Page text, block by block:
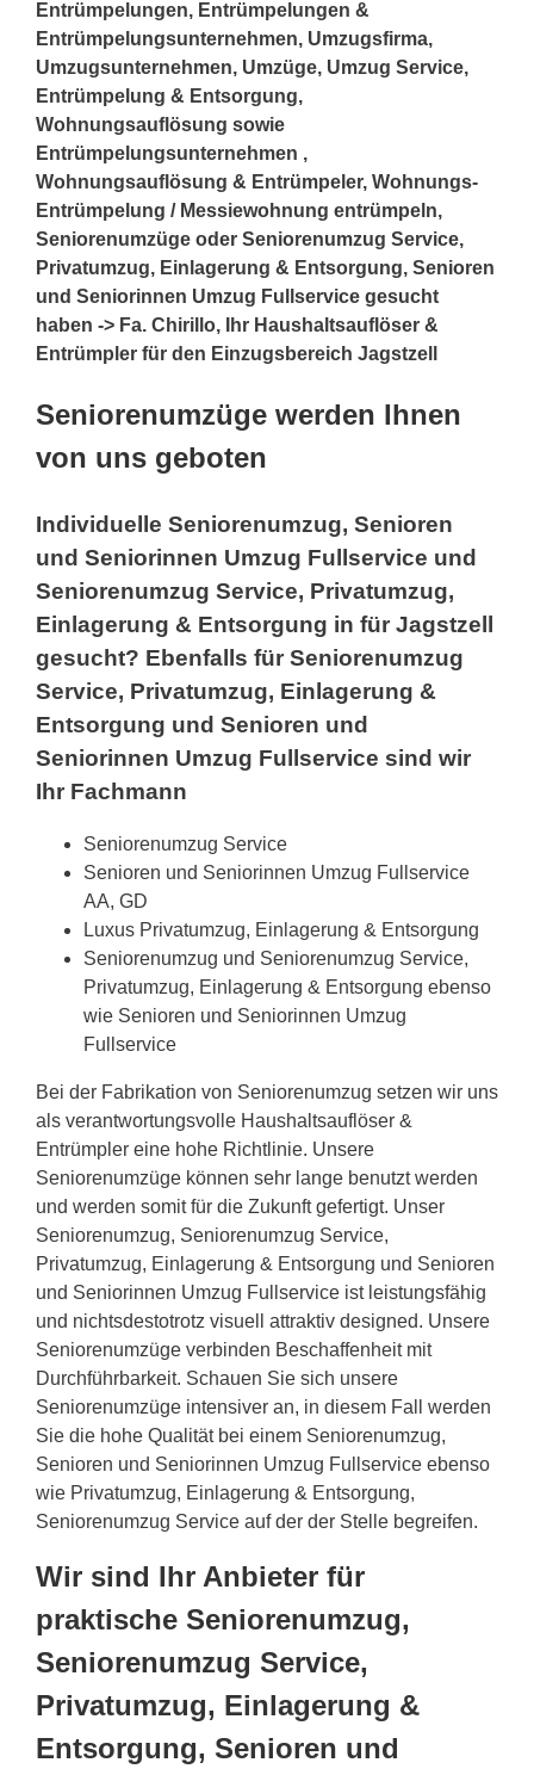
Entrümpelungen, Entrümpelungen &
Entrümpelungsunternehmen, Umzugsfirma,
Umzugsunternehmen, Umzüge, Umzug Service,
Entrümpelung & Entsorgung,
Wohnungsauflösung sowie
Entrümpelungsunternehmen ,
Wohnungsauflösung & Entrümpeler, Wohnungs-
Entrümpelung / Messiewohnung entrümpeln,
Seniorenumzüge oder Seniorenumzug Service,
Privatumzug, Einlagerung & Entsorgung, Senioren
und Seniorinnen Umzug Fullservice gesucht
haben -> Fa. Chirillo, Ihr Haushaltsauflöser &
Entrümpler für den Einzugsbereich Jagstzell
Seniorenumzüge werden Ihnen
von uns geboten
Individuelle Seniorenumzug, Senioren
und Seniorinnen Umzug Fullservice und
Seniorenumzug Service, Privatumzug,
Einlagerung & Entsorgung in für Jagstzell
gesucht? Ebenfalls für Seniorenumzug
Service, Privatumzug, Einlagerung &
Entsorgung und Senioren und
Seniorinnen Umzug Fullservice sind wir
Ihr Fachmann
Seniorenumzug Service
Senioren und Seniorinnen Umzug Fullservice
AA, GD
Luxus Privatumzug, Einlagerung & Entsorgung
Seniorenumzug und Seniorenumzug Service,
Privatumzug, Einlagerung & Entsorgung ebenso
wie Senioren und Seniorinnen Umzug
Fullservice
Bei der Fabrikation von Seniorenumzug setzen wir uns
als verantwortungsvolle Haushaltsauflöser &
Entrümpler eine hohe Richtlinie. Unsere
Seniorenumzüge können sehr lange benutzt werden
und werden somit für die Zukunft gefertigt. Unser
Seniorenumzug, Seniorenumzug Service,
Privatumzug, Einlagerung & Entsorgung und Senioren
und Seniorinnen Umzug Fullservice ist leistungsfähig
und nichtsdestotrotz visuell attraktiv designed. Unsere
Seniorenumzüge verbinden Beschaffenheit mit
Durchführbarkeit. Schauen Sie sich unsere
Seniorenumzüge intensiver an, in diesem Fall werden
Sie die hohe Qualität bei einem Seniorenumzug,
Senioren und Seniorinnen Umzug Fullservice ebenso
wie Privatumzug, Einlagerung & Entsorgung,
Seniorenumzug Service auf der der Stelle begreifen.
Wir sind Ihr Anbieter für
praktische Seniorenumzug,
Seniorenumzug Service,
Privatumzug, Einlagerung &
Entsorgung, Senioren und